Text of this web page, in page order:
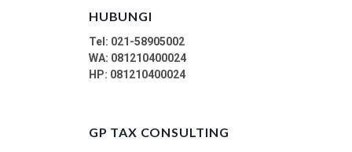
HUBUNGI
Tel: 021-58905002
WA: 081210400024
HP: 081210400024
GP TAX CONSULTING